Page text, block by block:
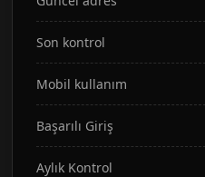
Son kontrol
Mobil kullanım
Başarılı Giriş
Aylık Kontrol